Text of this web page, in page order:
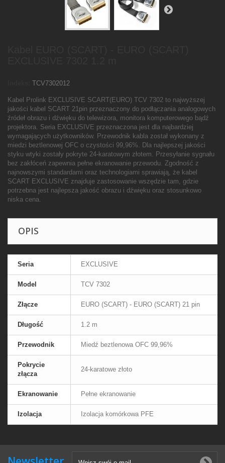
TCV7302012
Kabel Prolink EXCLUSIVE SCART(EURO) TCV 7302 to najwyższej
jakości kabel SCART 21pin przeznaczony do podłączania analogowych
źródeł obrazu i dźwięku do telewizora, monitora komputerowego bądź
projektora. Seria EXCLUSIVE przeznaczona jest dla najbardziej
wymagających użytkowników. Przewodnik kabla został wykonany z
miedzi beztlenowej OFC o czystości 99,96%. Dla najlepszej jakości
styku wtyki zostały pokryte 24-karatowym złotem. Przesyłanie sygnału
bez zakłóceń zapewnia pełne ekranowanie przewodu. Zgodność z
najnowszymi standardami oraz technologiami sprawiają, że kabel
SCART EXCLUSIVE znajduje zastosowanie wszędzie tam, gdzie
potrzebna jest najlepsza jakość obrazu i dźwięku oraz stosunkowo
niska cena.
OPIS
Seria EXCLUSIVE
Model TCV 7302
Złącze EURO (SCART) - EURO (SCART) 21 pin
Długość 1.2 m
Przewodnik Miedź beztlenowa OFC 99,96%
Pokrycie
złącza
24-karatowe złoto
Ekranowanie Pełne ekranowanie
Izolacja Izolacja komórkowa PFE